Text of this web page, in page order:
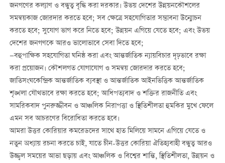
জনগণের কল্যাণ ও বন্ধুত্ব বৃদ্ধি করা দরকার। উভয় দেশের উন্নয়নকৌশলের
সমন্বয়কাজ জোরদার করতে হবে; সব ক্ষেত্রে সহযোগিতার সম্ভাবনা উন্মোচন
করতে হবে; সুযোগ ভাগ করে নিতে হবে; উন্নয়ন এগিয়ে যেতে হবে; এবং উভয়
দেশের জনগণকে আরও ভালোভাবে সেবা দিতে হবে;
—বহুপাক্ষিক সহযোগিতা ঘনিষ্ঠ করা এবং আন্তর্জাতিক ন্যায়বিচার দৃঢ়ভাবে রক্ষা
করা প্রয়োজন। কৌশলগত যোগাযোগ ও সমন্বয় জোরদার করতে হবে;
জাতিসংঘকেন্দ্রিক আন্তর্জাতিক ব্যবস্থা ও আন্তর্জাতিক আইনভিত্তিক আন্তর্জাতিক
শৃঙ্খলা যৌথভাবে রক্ষা করতে হবে; আধিপত্যবাদ ও শক্তির রাজনীতি এবং
সামরিকবাদ পুনরুজ্জীবন ও আঞ্চলিক নিরাপত্তা ও স্থিতিশীলতা হুমকির মুখে ফেলে
এমন সব আচরণের বিরোধিতা করতে হবে।
আমরা উত্তর কোরিয়ার কমরেডদের সাথে হাত মিলিয়ে সামনে এগিয়ে যেতে ও
নতুন অধ্যায় রচনা করতে চাই, যাতে চীন-উত্তর কোরিয়া ঐতিহ্যবাহী বন্ধুত্ব আরও
উজ্জ্বল সময়ের আভা ছড়ায় এবং আঞ্চলিক ও বিশ্বের শান্তি, স্থিতিশীলতা, উন্নয়ন ও